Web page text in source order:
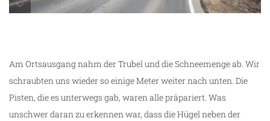
Am Ortsausgang nahm der Trubel und die Schneemenge ab. Wir
schraubten uns wieder so einige Meter weiter nach unten. Die
Pisten, die es unterwegs gab, waren alle präpariert. Was
unschwer daran zu erkennen war, dass die Hügel neben der